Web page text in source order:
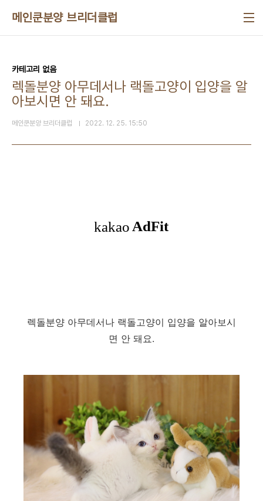
메인쿤분양 브리더클럽
카테고리 없음
렉돌분양 아무데서나 랙돌고양이 입양을 알
아보시면 안 돼요.
메인쿤분양 브리더클럽 2022. 12. 25. 15:50
렉돌분양 아무데서나 랙돌고양이 입양을 알아보시
면 안 돼요.